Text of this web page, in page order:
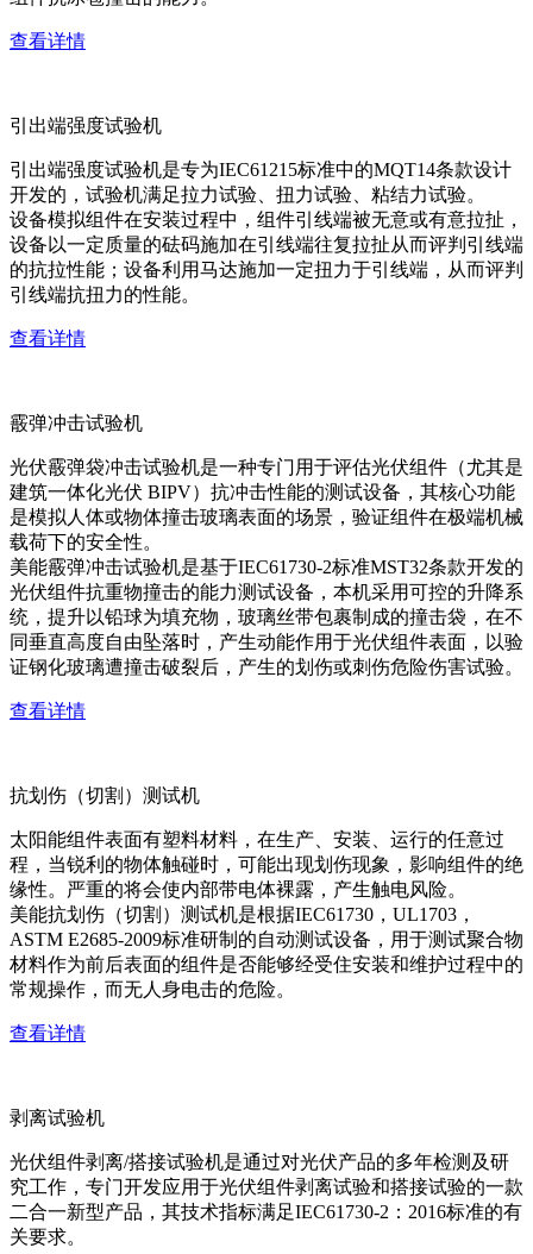
查看详情
引出端强度试验机
引出端强度试验机是专为IEC61215标准中的MQT14条款设计
开发的，试验机满足拉力试验、扭力试验、粘结力试验。
设备模拟组件在安装过程中，组件引线端被无意或有意拉扯，
设备以一定质量的砝码施加在引线端往复拉扯从而评判引线端
的抗拉性能；设备利用马达施加一定扭力于引线端，从而评判
引线端抗扭力的性能。
查看详情
霰弹冲击试验机
光伏霰弹袋冲击试验机是一种专门用于评估光伏组件（尤其是
建筑一体化光伏 BIPV）抗冲击性能的测试设备，其核心功能
是模拟人体或物体撞击玻璃表面的场景，验证组件在极端机械
载荷下的安全性。
美能霰弹冲击试验机是基于IEC61730-2标准MST32条款开发的
光伏组件抗重物撞击的能力测试设备，本机采用可控的升降系
统，提升以铅球为填充物，玻璃丝带包裹制成的撞击袋，在不
同垂直高度自由坠落时，产生动能作用于光伏组件表面，以验
证钢化玻璃遭撞击破裂后，产生的划伤或刺伤危险伤害试验。
查看详情
抗划伤（切割）测试机
太阳能组件表面有塑料材料，在生产、安装、运行的任意过
程，当锐利的物体触碰时，可能出现划伤现象，影响组件的绝
缘性。严重的将会使内部带电体裸露，产生触电风险。
美能抗划伤（切割）测试机是根据IEC61730，UL1703，
ASTM E2685-2009标准研制的自动测试设备，用于测试聚合物
材料作为前后表面的组件是否能够经受住安装和维护过程中的
常规操作，而无人身电击的危险。
查看详情
剥离试验机
光伏组件剥离/搭接试验机是通过对光伏产品的多年检测及研
究工作，专门开发应用于光伏组件剥离试验和搭接试验的一款
二合一新型产品，其技术指标满足IEC61730-2：2016标准的有
关要求。